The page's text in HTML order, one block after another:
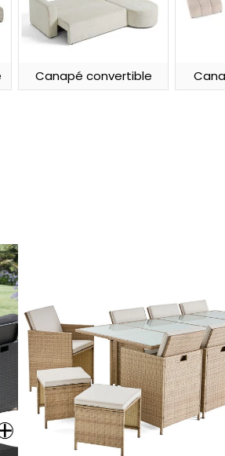
Canapé convertible